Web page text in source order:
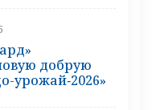
добрую
урожай‑2026»